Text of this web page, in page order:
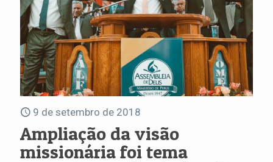
9 de setembro de 2018
Ampliação da visão
missionária foi tema